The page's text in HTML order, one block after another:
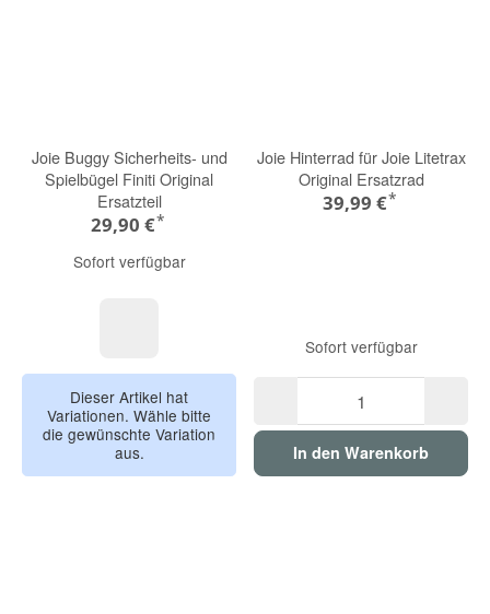
Joie Buggy Sicherheits- und
Spielbügel Finiti Original
Ersatzteil
29,90 €*
Sofort verfügbar
Dieser Artikel hat
Variationen. Wähle bitte
die gewünschte Variation
aus.
Joie Hinterrad für Joie Litetrax
Original Ersatzrad
39,99 €*
Sofort verfügbar
In den Warenkorb